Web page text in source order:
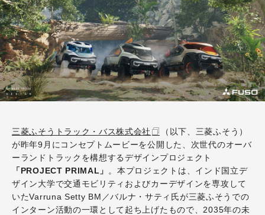
三菱ふそうトラック・バス株式会社
（以下、三菱ふそう）
が昨年9月にコンセプトムービーを公開した、次世代のオーバ
ーランドトラックを構想するデザインプロジェクト
「PROJECT PRIMAL」
。本プロジェクトは、インド国立デ
ザイン大学で交通モビリティおよびカーデザインを専攻して
いたVarruna Setty BM／バルナ・サティ氏が三菱ふそうでの
インターン活動の一環として起ち上げたもので、2035年の未